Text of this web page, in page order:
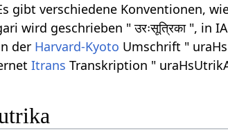
gibt verschiedene Konventionen,
wird geschrieben " उरःसूत्रिका ", in
der Harvard-Kyoto Umschrift "
Itrans Transkription "